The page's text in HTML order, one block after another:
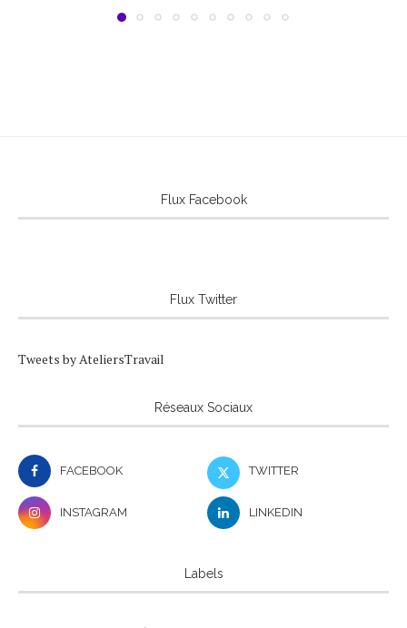
Flux Facebook
Flux Twitter
Tweets by AteliersTravail
Réseaux Sociaux
FACEBOOK TWITTER
INSTAGRAM LINKEDIN
Labels